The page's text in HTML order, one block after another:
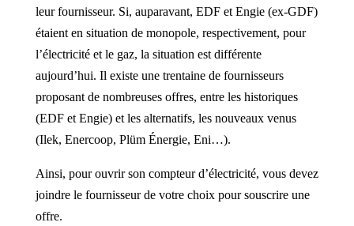
leur fournisseur. Si, auparavant, EDF et Engie (ex-GDF)
étaient en situation de monopole, respectivement, pour
l’électricité et le gaz, la situation est différente
aujourd’hui. Il existe une trentaine de fournisseurs
proposant de nombreuses offres, entre les historiques
(EDF et Engie) et les alternatifs, les nouveaux venus
(Ilek, Enercoop, Plüm Énergie, Eni…).
Ainsi, pour ouvrir son compteur d’électricité, vous devez
joindre le fournisseur de votre choix pour souscrire une
offre.